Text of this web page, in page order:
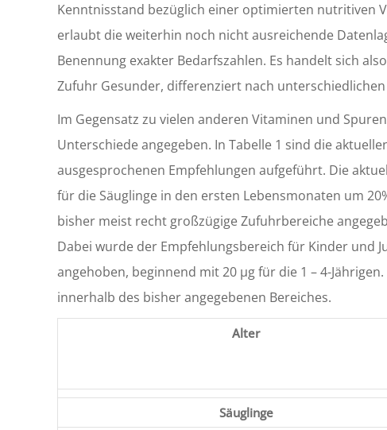
Kenntnisstand bezüglich einer optimierten nutritiven
erlaubt die weiterhin noch nicht ausreichende
Benennung exakter Bedarfszahlen. Es handelt sich
Zufuhr Gesunder, differenziert nach
Im Gegensatz zu vielen anderen Vitaminen und
Unterschiede angegeben. In Tabelle 1 sind die
ausgesprochenen Empfehlungen aufgeführt. Die
für die Säuglinge in den ersten Lebensmonaten um
bisher meist recht großzügige Zufuhrbereiche
Dabei wurde der Empfehlungsbereich für Kinder und
angehoben, beginnend mit 20 µg für die 1 – 4-
innerhalb des bisher angegebenen Bereiches.
Alter
Säuglinge